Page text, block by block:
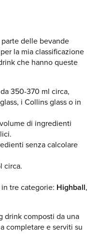
delle bevande
la mia classificazione
che hanno queste
350-370 ml circa,
i Collins glass o in
di ingredienti
senza calcolare
circa.
tre categorie: Highball,
drink composti da una
completare e serviti su